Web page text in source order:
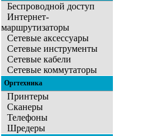
Беспроводной доступ
Интернет-
маршрутизаторы
Сетевые аксессуары
Сетевые инструменты
Сетевые кабели
Сетевые коммутаторы
Оргтехника
Принтеры
Сканеры
Телефоны
Шредеры